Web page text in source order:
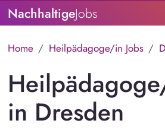
NachhaltigeJobs
Home Heilpädagoge/in Jobs
in Dresden